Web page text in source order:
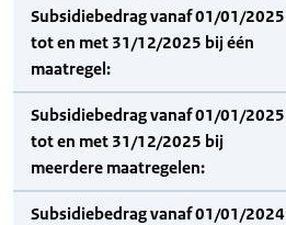
Subsidiebedrag vanaf 01/01/2025
tot en met 31/12/2025 bij één
maatregel:
Subsidiebedrag vanaf 01/01/2025
tot en met 31/12/2025 bij
meerdere maatregelen:
Subsidiebedrag vanaf 01/01/2024